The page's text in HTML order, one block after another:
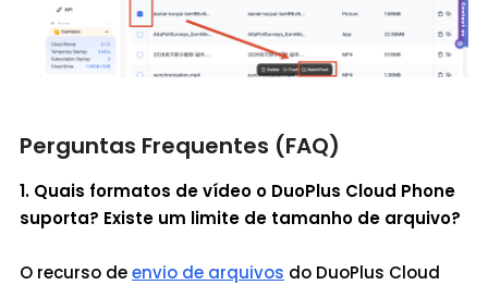
Perguntas Frequentes (FAQ)
1. Quais formatos de vídeo o DuoPlus Cloud Phone
suporta? Existe um limite de tamanho de arquivo?
O recurso deenvio de arquivos do DuoPlus Cloud